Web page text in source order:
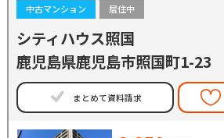
中古マンション 居住中
シティハウス照国
鹿児島県鹿児島市照国町1-23
まとめて資料請求